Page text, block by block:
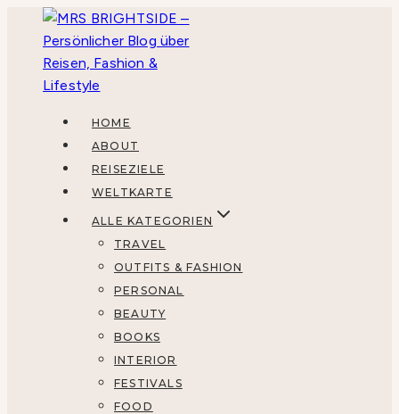
springen
HOME
ABOUT
REISEZIELE
WELTKARTE
ALLE KATEGORIEN
TRAVEL
OUTFITS & FASHION
PERSONAL
BEAUTY
BOOKS
INTERIOR
FESTIVALS
FOOD